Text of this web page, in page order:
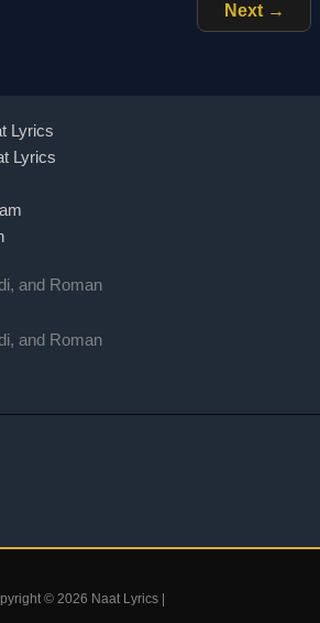
Next →
Lyrics
Lyrics
and Roman
and Roman
© 2026 Naat Lyrics |